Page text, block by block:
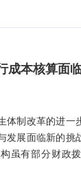
成本核算面
体制改革的进一
发展面临新的挑
虽有部分财政